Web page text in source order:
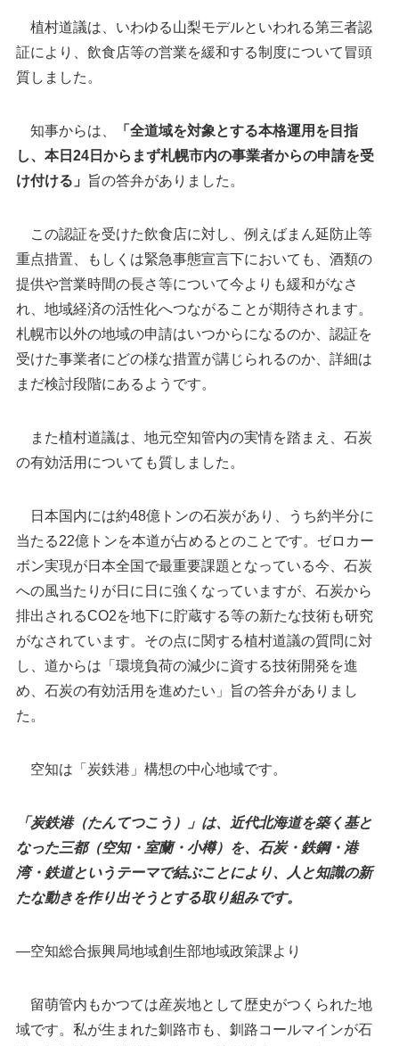
植村道議は、いわゆる山梨モデルといわれる第三者認
証により、飲食店等の営業を緩和する制度について冒頭
質しました。
知事からは、
「全道域を対象とする本格運用を目指
し、本日24日からまず札幌市内の事業者からの申請を受
け付ける」
旨の答弁がありました。
この認証を受けた飲食店に対し、例えばまん延防止等
重点措置、もしくは緊急事態宣言下においても、酒類の
提供や営業時間の長さ等について今よりも緩和がなさ
れ、地域経済の活性化へつながることが期待されます。
札幌市以外の地域の申請はいつからになるのか、認証を
受けた事業者にどの様な措置が講じられるのか、詳細は
まだ検討段階にあるようです。
また植村道議は、地元空知管内の実情を踏まえ、石炭
の有効活用についても質しました。
日本国内には約48億トンの石炭があり、うち約半分に
当たる22億トンを本道が占めるとのことです。ゼロカー
ボン実現が日本全国で最重要課題となっている今、石炭
への風当たりが日に日に強くなっていますが、石炭から
排出されるCO2を地下に貯蔵する等の新たな技術も研究
がなされています。その点に関する植村道議の質問に対
し、道からは「環境負荷の減少に資する技術開発を進
め、石炭の有効活用を進めたい」旨の答弁がありまし
た。
空知は「炭鉄港」構想の中心地域です。
「炭鉄港（たんてつこう）」は、近代北海道を築く基と
なった三都（空知・室蘭・小樽）を、石炭・鉄鋼・港
湾・鉄道というテーマで結ぶことにより、人と知識の新
たな動きを作り出そうとする取り組みです。
―空知総合振興局地域創生部地域政策課より
留萌管内もかつては産炭地として歴史がつくられた地
域です。私が生まれた釧路市も、釧路コールマインが石